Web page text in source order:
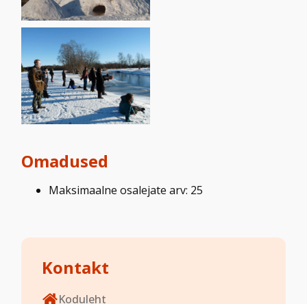
Omadused
Maksimaalne osalejate arv: 25
Kontakt
Koduleht